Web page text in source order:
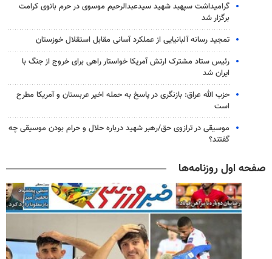
گرامیداشت سپهبد شهید سیدعبدالرحیم موسوی در حرم بانوی کرامت
برگزار شد
تمجید رسانه آلبانیایی از عملکرد آسانی مقابل استقلال خوزستان
رئیس ستاد مشترک ارتش آمریکا خواستار راهی برای خروج از جنگ با
ایران شد
حزب الله عراق: بازنگری در پاسخ به حمله اخیر عربستان و آمریکا مطرح
است
موسیقی در ترازوی حق/رهبر شهید درباره حلال و حرام بودن موسیقی چه
گفتند؟
صفحه اول روزنامه‌ها